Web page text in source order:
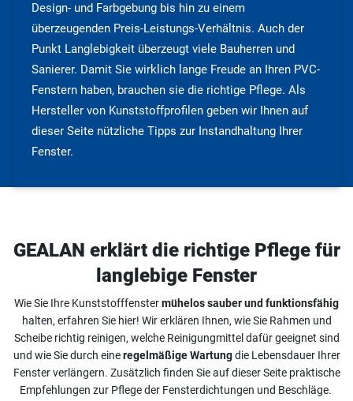
Design- und Farbgebung bis hin zu einem
überzeugenden Preis-Leistungs-Verhältnis. Auch der
Punkt Langlebigkeit überzeugt viele Bauherren und
Sanierer. Damit Sie wirklich lange Freude an Ihren PVC-
Fenstern haben, brauchen sie die richtige Pflege. Als
Hersteller von Kunststoffprofilen geben wir Ihnen auf
dieser Seite nützliche Tipps zur Instandhaltung Ihrer
Fenster.
GEALAN erklärt die richtige Pflege für
langlebige Fenster
Wie Sie Ihre Kunststofffenstermühelos sauber und funktionsfähig
halten, erfahren Sie hier! Wir erklären Ihnen, wie Sie Rahmen und
Scheibe richtig reinigen, welche Reinigungmittel dafür geeignet sind
und wie Sie durch eineregelmäßige Wartungdie Lebensdauer Ihrer
Fenster verlängern. Zusätzlich finden Sie auf dieser Seite praktische
Empfehlungen zur Pflege der Fensterdichtungen und Beschläge.